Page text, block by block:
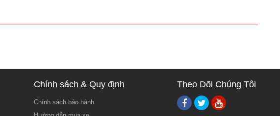
Chính sách & Quy định
Chính sách bảo hành
Theo Dõi Chúng Tôi